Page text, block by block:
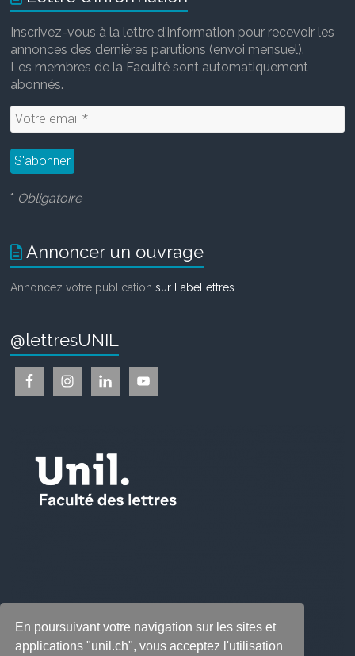
En poursuivant votre navigation sur les sites et
applications "unil.ch", vous acceptez l'utilisation
k
n
Inscrivez-vous à la lettre d'information pour recevoir les
annonces des dernières parutions (envoi mensuel).
Les membres de la Faculté sont automatiquement
abonnés.
* Obligatoire
Annoncer un ouvrage
Annoncez votre publicationsur LabeLettres
@lettresUNIL